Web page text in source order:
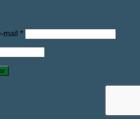
mail *